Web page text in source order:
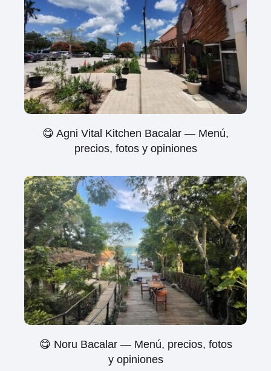
😋 Agni Vital Kitchen Bacalar — Menú,
precios, fotos y opiniones
😋 Noru Bacalar — Menú, precios, fotos
y opiniones